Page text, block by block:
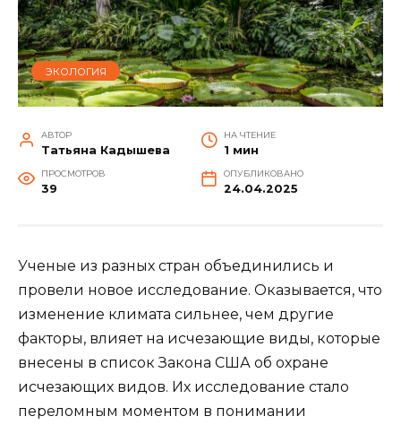
ЭКОЛОГИЯ
АВТОР
Татьяна Кадышева
НА ЧТЕНИЕ
1 мин
ПРОСМОТРОВ
39
ОПУБЛИКОВАНО
24.04.2025
Ученые из разных стран объединились и
провели новое исследование. Оказывается, что
изменение климата сильнее, чем другие
факторы, влияет на исчезающие виды, которые
внесены в список Закона США об охране
исчезающих видов. Их исследование стало
переломным моментом в понимании